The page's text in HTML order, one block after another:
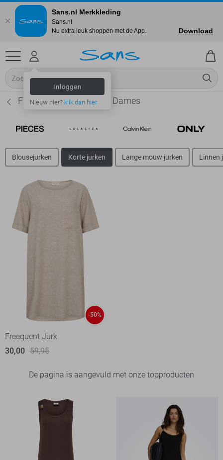
Inloggen
Nieuw hier? klik dan hier
Freequent Korte jurken - Dames
Blousejurken Korte jurken Lange mouw jurken Linnen
-50%
Freequent Jurk
30,00 59,95
De pagina is aangevuld met onze topproducten
Sans.nl Merkkleding
Sans.nl
Nu extra leuk shoppen met de App.
Download